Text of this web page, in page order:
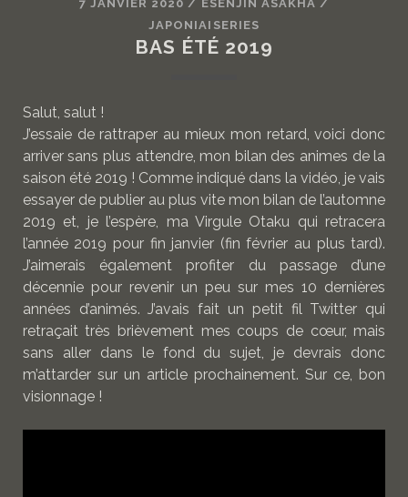
7 JANVIER 2020 / ESENJIN ASAKHA /
JAPONIAISERIES
BAS ÉTÉ 2019
Salut, salut !
J’essaie de rattraper au mieux mon retard, voici donc
arriver sans plus attendre, mon bilan des animes de la
saison été 2019 ! Comme indiqué dans la vidéo, je vais
essayer de publier au plus vite mon bilan de l’automne
2019 et, je l’espère, ma Virgule Otaku qui retracera
l’année 2019 pour fin janvier (fin février au plus tard).
J’aimerais également profiter du passage d’une
décennie pour revenir un peu sur mes 10 dernières
années d’animés. J’avais fait un petit fil Twitter qui
retraçait très brièvement mes coups de cœur, mais
sans aller dans le fond du sujet, je devrais donc
m’attarder sur un article prochainement. Sur ce, bon
visionnage !